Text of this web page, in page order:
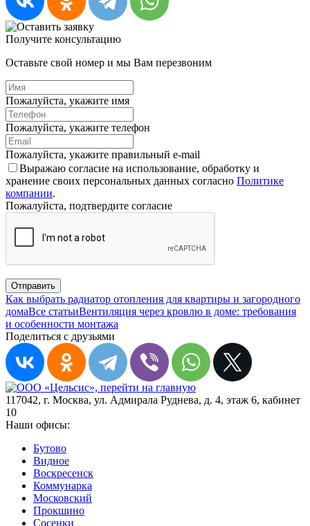
Получите консультацию
Оставьте свой номер и мы Вам перезвоним
Пожалуйста, укажите имя
Пожалуйста, укажите телефон
Пожалуйста, укажите правильный e-mail
Выражаю согласие на использование, обработку и
хранение своих персональных данных согласно Политике
компании.
Пожалуйста, подтвердите согласие
Отправить
Как выбрать радиатор отопления для квартиры и загородного
домаВсе статьиВентиляция через кровлю в доме: требования
и особенности монтажа
Поделиться с друзьями
117042, г. Москва, ул. Адмирала Руднева, д. 4, этаж 6, кабинет
10
Наши офисы:
Бутово
Видное
Воскресенск
Коммунарка
Московский
Прокшино
Сосенки